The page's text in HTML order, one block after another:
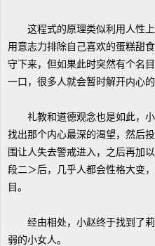
这程式的原理类似利用人性上
用意志力排除自己喜欢的蛋糕甜
守下来，但如果此时突然有个名
一口，很多人就会暂时解开内心
礼教和道德观念也是如此，小
找出那个内心最深的渴望，然后
围让人失去警戒进入，之后再加
段二＞后，几乎人都会性格大变
目。
经由相处，小赵终于找到了莉
弱的小女人。